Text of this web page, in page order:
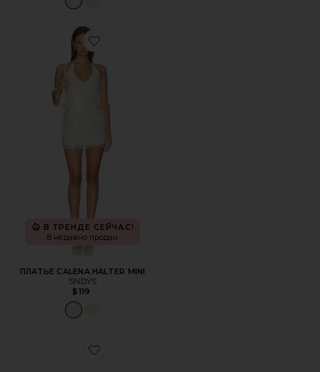
Favorite ПЛАТЬЕ CALENA HALTER MINI
В ТРЕНДЕ СЕЙЧАС!
8 недавно продан
ПЛАТЬЕ CALENA HALTER MINI
SNDYS
$119
Favorite САНДАЛИИ DEMURE